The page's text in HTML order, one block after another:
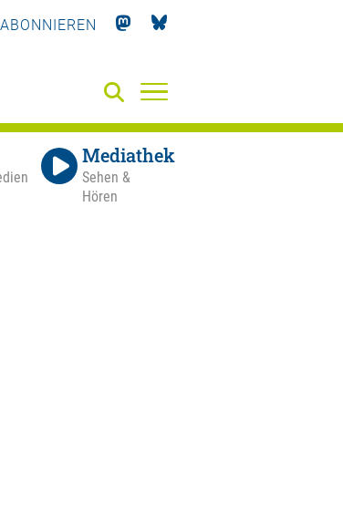
Mediathek
Sehen &
Hören